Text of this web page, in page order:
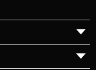
▼
▼